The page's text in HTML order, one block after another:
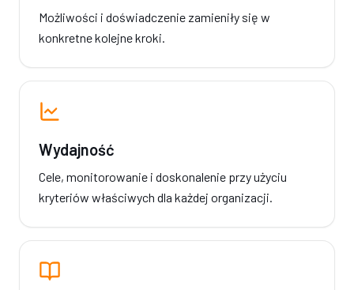
Możliwości i doświadczenie zamieniły się w
konkretne kolejne kroki.
Wydajność
Cele, monitorowanie i doskonalenie przy użyciu
kryteriów właściwych dla każdej organizacji.